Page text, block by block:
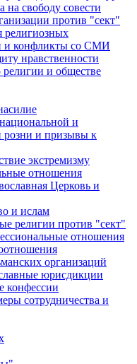
на свободу совести
против "сект"
и конфликты со СМИ
нравственности
и обществе
и
розни и призывы к
экстремизму
отношения
Церковь и
и ислам
религии против "сект"
отношения
организаций
юрисдикции
конфессии
сотрудничества и